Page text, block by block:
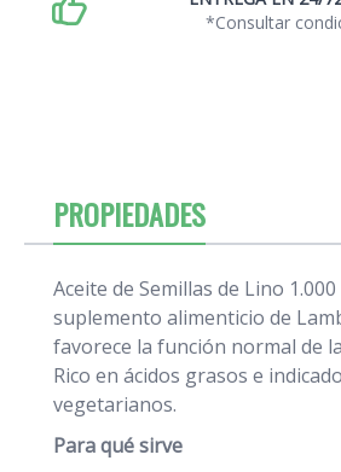
*Consultar
PROPIEDADES
Aceite de Semillas de Lino
suplemento alimenticio de
favorece la función normal de
Rico en ácidos grasos e
vegetarianos.
Para qué sirve